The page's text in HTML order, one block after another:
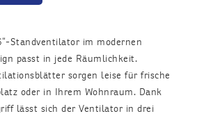
Standventilator im modernen
passt in jede Räumlichkeit.
sorgen leise für frische
oder in Ihrem Wohnraum. Dank
lässt sich der Ventilator in drei